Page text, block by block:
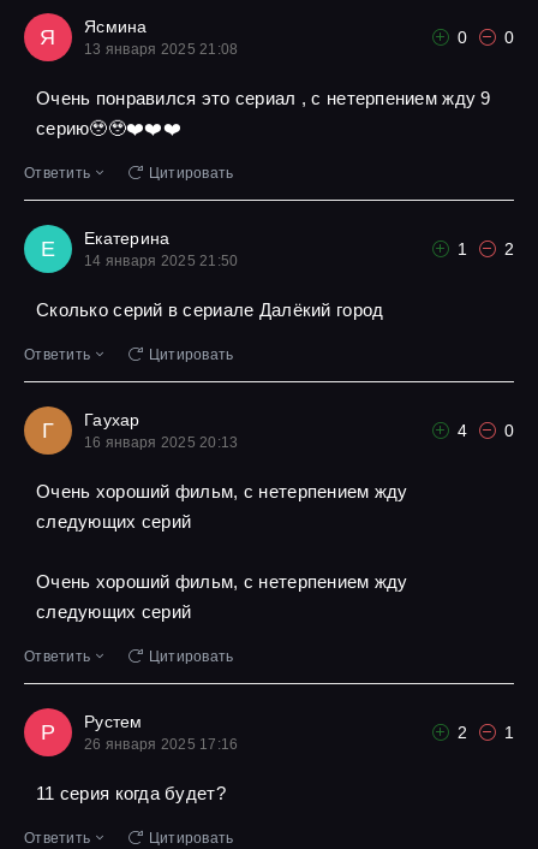
Я Ясмина
13 января 2025 21:08
0 0
Очень понравился это сериал , с нетерпением жду 9
серию🥹🥹❤️❤️❤️
Ответить Цитировать
Е Екатерина
14 января 2025 21:50
1 2
Сколько серий в сериале Далёкий город
Ответить Цитировать
Г Гаухар
16 января 2025 20:13
4 0
Очень хороший фильм, с нетерпением жду
следующих серий
Очень хороший фильм, с нетерпением жду
следующих серий
Ответить Цитировать
Р Рустем
26 января 2025 17:16
2 1
11 серия когда будет?
Ответить Цитировать